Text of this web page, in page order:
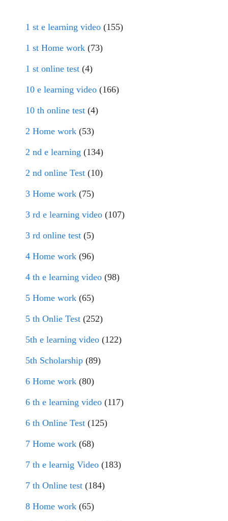
1 st e learning video (155)
1 st Home work (73)
1 st online test (4)
10 e learning video (166)
10 th online test (4)
2 Home work (53)
2 nd e learning (134)
2 nd online Test (10)
3 Home work (75)
3 rd e learning video (107)
3 rd online test (5)
4 Home work (96)
4 th e learning video (98)
5 Home work (65)
5 th Onlie Test (252)
5th e learning video (122)
5th Scholarship (89)
6 Home work (80)
6 th e learning video (117)
6 th Online Test (125)
7 Home work (68)
7 th e learnig Video (183)
7 th Online test (184)
8 Home work (65)